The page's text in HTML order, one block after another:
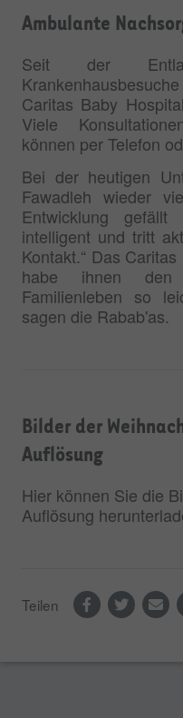
Ambulante
Seit der
Caritas Baby
Viele
können per Telefon
Bei der heutigen
Fawadleh wieder
Entwicklung
intelligent und tritt
Kontakt.“ Das
habe ihnen den
Familienleben so
sagen die Rabab'as.
Bilder der
Auflösung
Hier können Sie die
Auflösung
Teilen